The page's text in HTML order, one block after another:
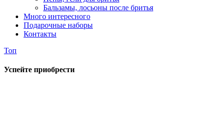
Бальзамы, лосьоны после бритья
Много интересного
Подарочные наборы
Контакты
Топ
Успейте приобрести